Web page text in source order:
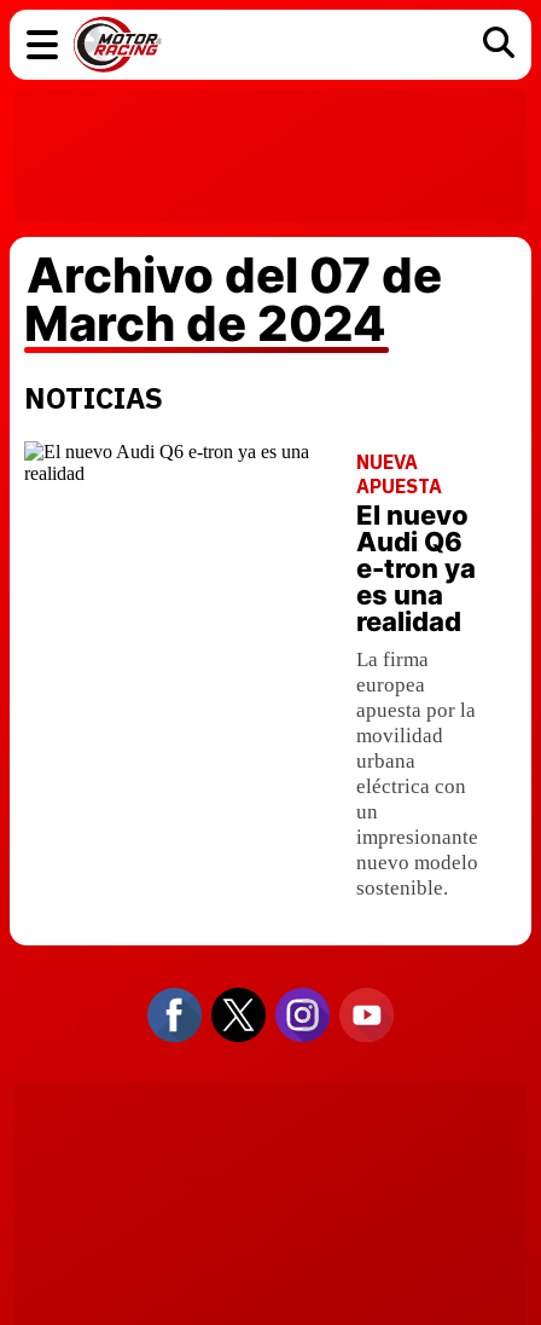
Archivo del 07 de
March de 2024
NOTICIAS
NUEVA
APUESTA
El nuevo
Audi Q6
e-tron ya
es una
realidad
La firma
europea
apuesta por la
movilidad
urbana
eléctrica con
un
impresionante
nuevo modelo
sostenible.